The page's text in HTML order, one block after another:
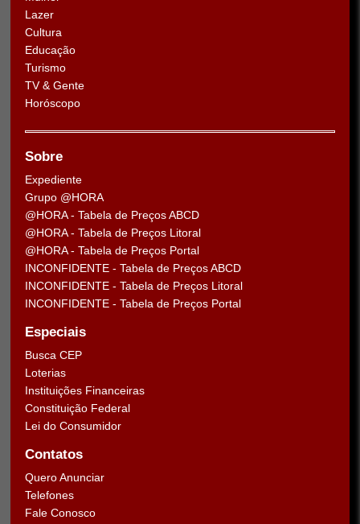
Lazer
Cultura
Educação
Turismo
TV & Gente
Horóscopo
Sobre
Expediente
Grupo @HORA
@HORA - Tabela de Preços ABCD
@HORA - Tabela de Preços Litoral
@HORA - Tabela de Preços Portal
INCONFIDENTE - Tabela de Preços ABCD
INCONFIDENTE - Tabela de Preços Litoral
INCONFIDENTE - Tabela de Preços Portal
Especiais
Busca CEP
Loterias
Instituições Financeiras
Constituição Federal
Lei do Consumidor
Contatos
Quero Anunciar
Telefones
Fale Conosco